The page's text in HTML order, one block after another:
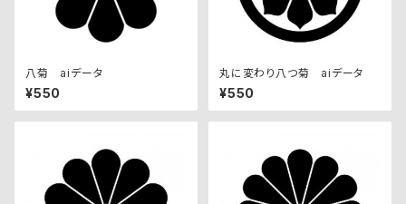
八菊 aiデータ
¥550
丸に変わり八つ菊 aiデータ
¥550